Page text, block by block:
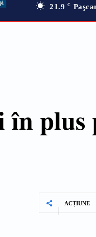
21.9 C
în plus
ACȚIUNE